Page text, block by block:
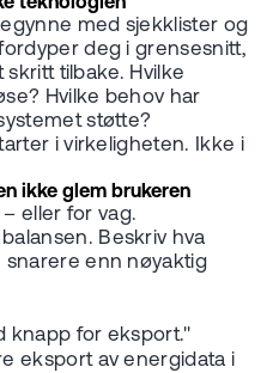
teknologien
med sjekklister og
deg i grensesnitt,
tilbake. Hvilke
Hvilke behov har
støtte?
i virkeligheten. Ikke i
ikke glem brukeren
eller for vag.
Beskriv hva
snarere enn nøyaktig
knapp for eksport."
eksport av energidata i